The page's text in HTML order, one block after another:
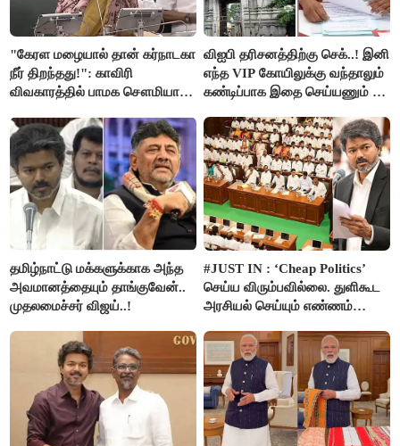
"கேரள மழையால் தான் கர்நாடகா
நீர் திறந்தது!": காவிரி
விவகாரத்தில் பாமக சௌமியா
விஐபி தரிசனத்திற்கு செக்..! இனி
எந்த VIP கோயிலுக்கு வந்தாலும்
கண்டிப்பாக இதை செய்யணும் -
தமிழ்நாட்டு மக்களுக்காக அந்த
அவமானத்தையும் தாங்குவேன்..
முதலமைச்சர் விஜய்..!
#JUST IN : ‘Cheap Politics’
செய்ய விரும்பவில்லை. துளிகூட
அரசியல் செய்யும் எண்ணம்
விஜய் பதில்!